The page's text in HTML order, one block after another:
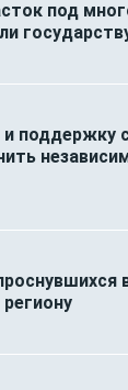
под
поддержку